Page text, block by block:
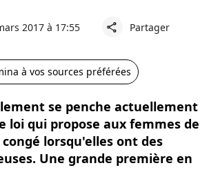
2017 à 17:55 share Partager
à vos sources préférées
se penche actuellement
loi qui propose aux femmes de
lorsqu'elles ont des
Une grande première en